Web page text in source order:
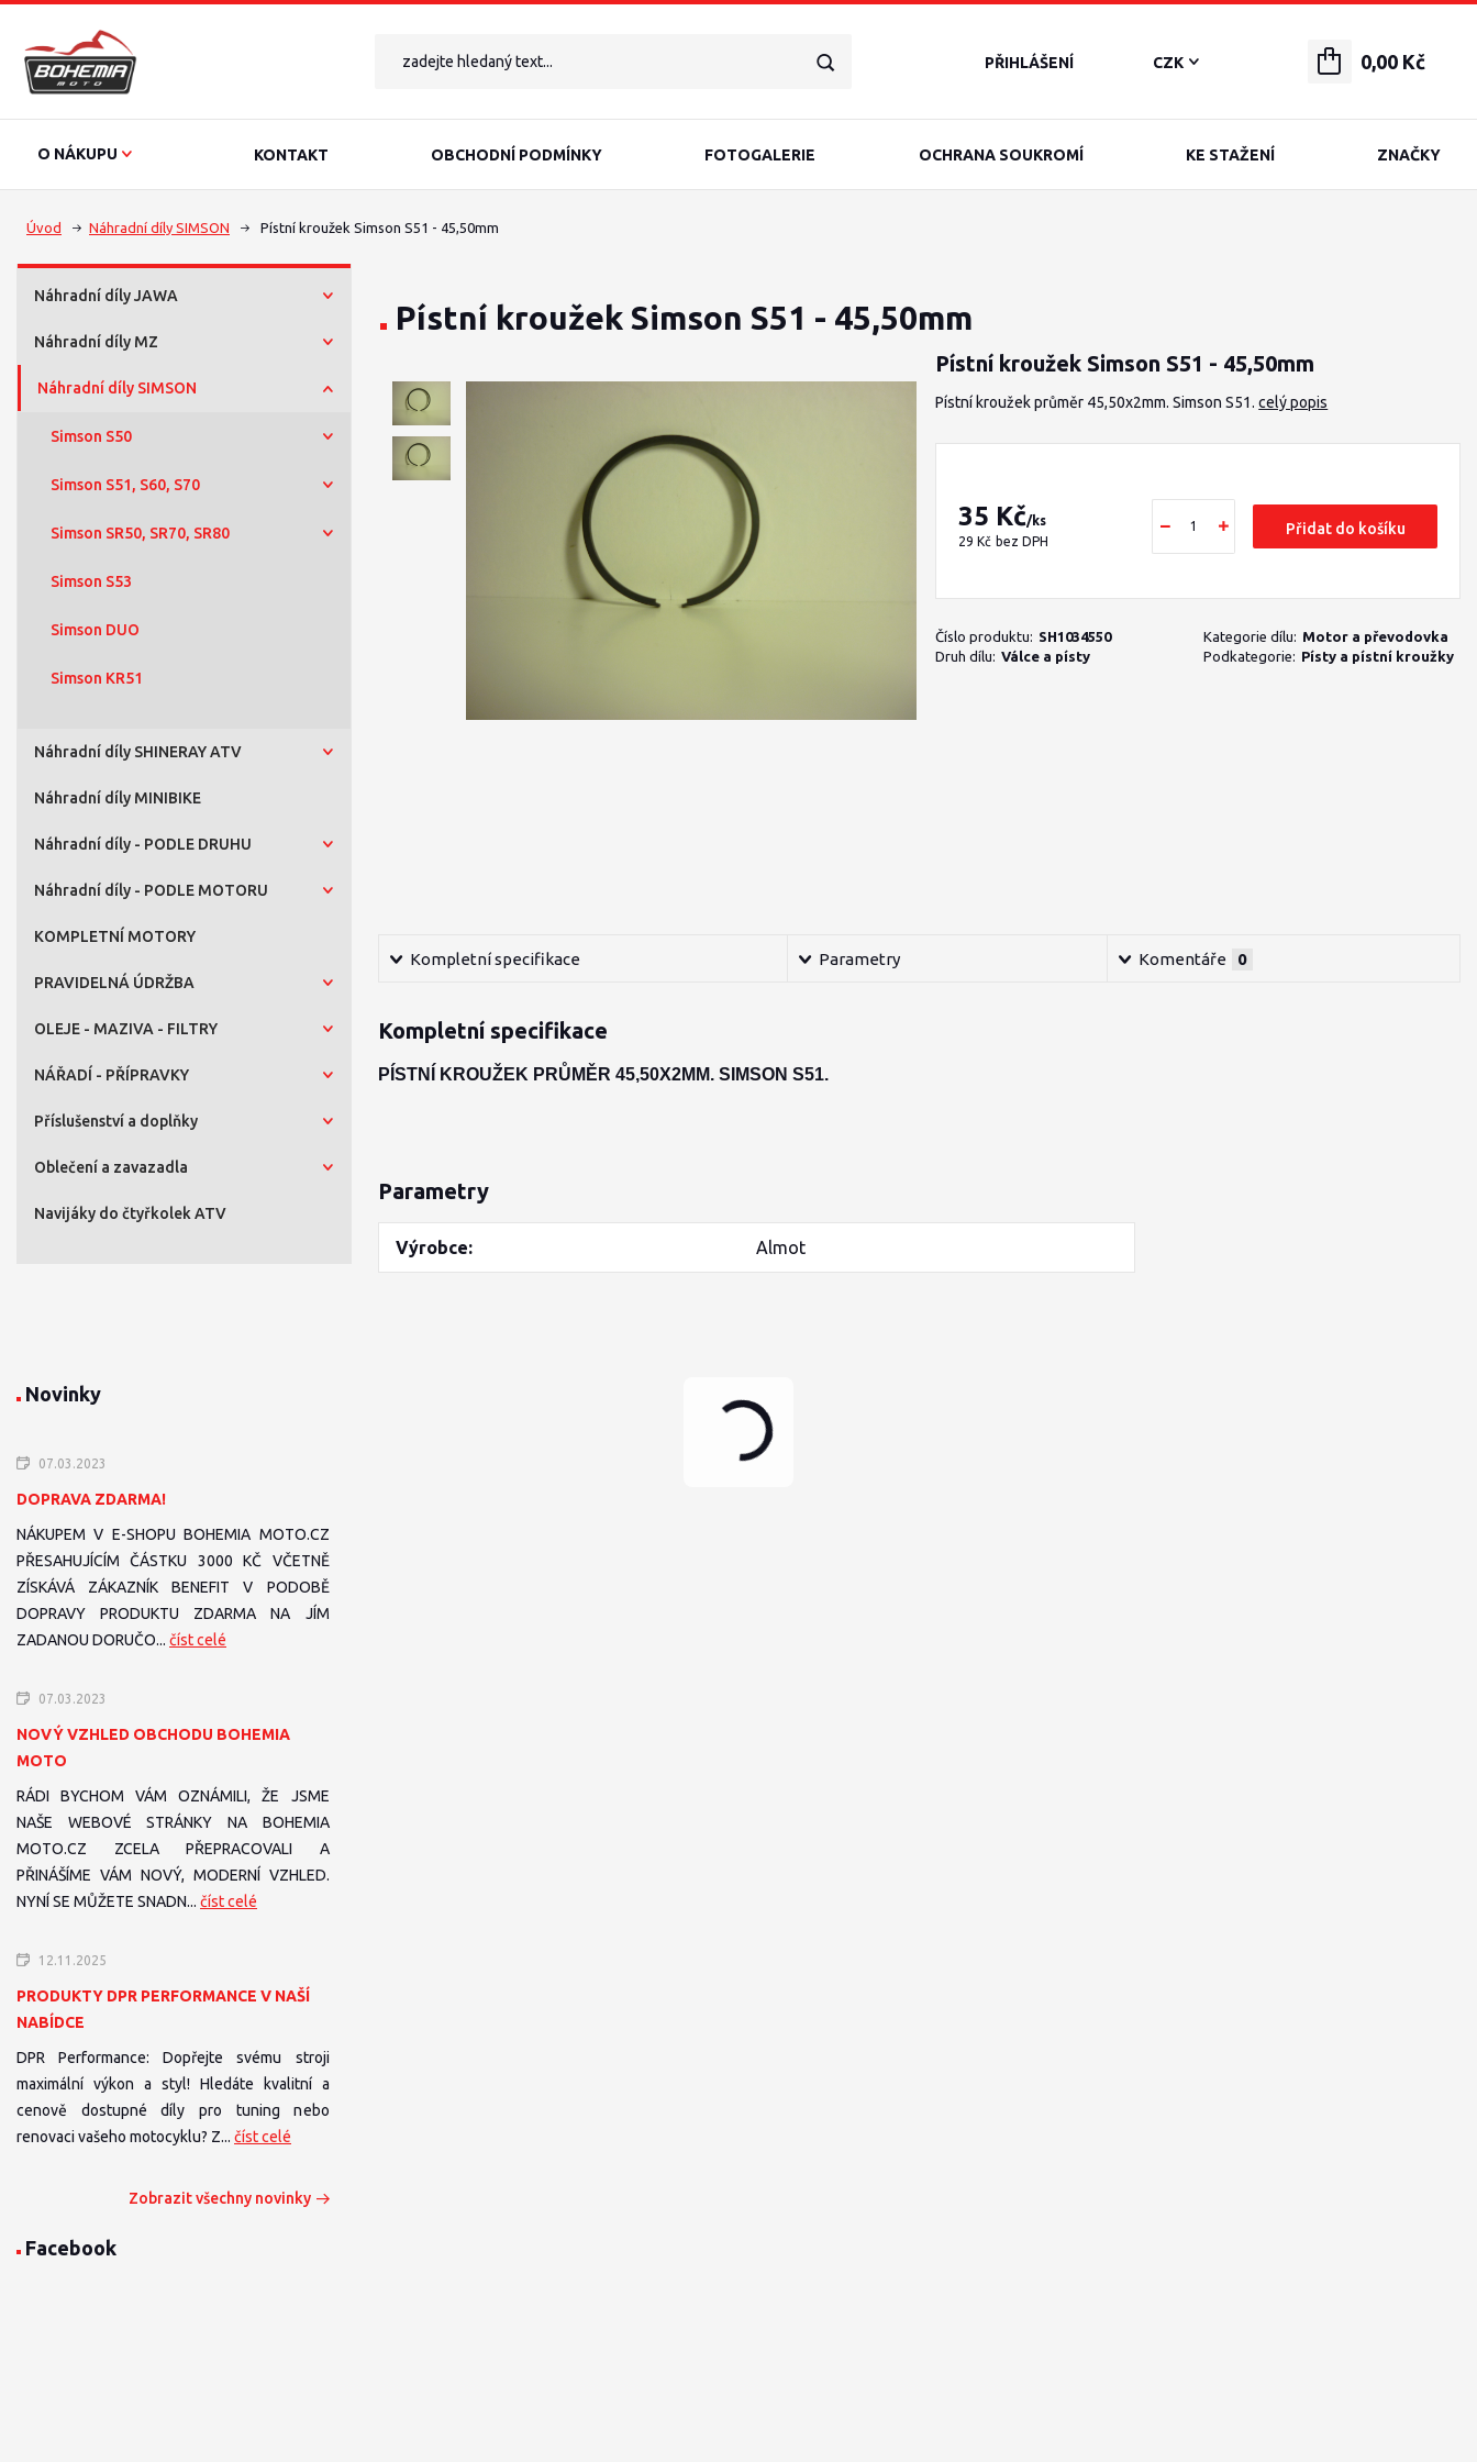
O NÁKUPU KONTAKT OBCHODNÍ PODMÍNKY FOTOGALERIE OCHRANA SOUKROMÍ KE STAŽENÍ ZNAČKY
CZK
PŘIHLÁŠENÍ 0,00 Kč
Úvod Náhradní díly SIMSON Pístní kroužek Simson S51 - 45,50mm
Náhradní díly JAWA
Náhradní díly MZ
Náhradní díly SIMSON
Simson S50
Simson S51, S60, S70
Simson SR50, SR70, SR80
Simson S53
Simson DUO
Simson KR51
Náhradní díly SHINERAY ATV
Náhradní díly MINIBIKE
Náhradní díly - PODLE DRUHU
Náhradní díly - PODLE MOTORU
KOMPLETNÍ MOTORY
PRAVIDELNÁ ÚDRŽBA
OLEJE - MAZIVA - FILTRY
NÁŘADÍ - PŘÍPRAVKY
Příslušenství a doplňky
Oblečení a zavazadla
Navijáky do čtyřkolek ATV
Novinky
07.03.2023
DOPRAVA ZDARMA!
NÁKUPEM V E-SHOPU BOHEMIA MOTO.CZ
PŘESAHUJÍCÍM ČÁSTKU 3000 KČ VČETNĚ
ZÍSKÁVÁ ZÁKAZNÍK BENEFIT V PODOBĚ
DOPRAVY PRODUKTU ZDARMA NA JÍM
ZADANOU DORUČO... číst celé
07.03.2023
NOVÝ VZHLED OBCHODU BOHEMIA
MOTO
RÁDI BYCHOM VÁM OZNÁMILI, ŽE JSME
NAŠE WEBOVÉ STRÁNKY NA BOHEMIA
MOTO.CZ ZCELA PŘEPRACOVALI A
PŘINÁŠÍME VÁM NOVÝ, MODERNÍ VZHLED.
NYNÍ SE MŮŽETE SNADN... číst celé
12.11.2025
PRODUKTY DPR PERFORMANCE V NAŠÍ
NABÍDCE
DPR Performance: Dopřejte svému stroji
maximální výkon a styl! Hledáte kvalitní a
cenově dostupné díly pro tuning nebo
renovaci vašeho motocyklu? Z... číst celé
Zobrazit všechny novinky
Facebook
Pístní kroužek Simson S51 - 45,50mm
Pístní kroužek Simson S51 - 45,50mm
Pístní kroužek průměr 45,50x2mm. Simson S51.celý popis
35 Kč/ks
29 Kč bez DPH
Přidat do košíku
Číslo produktu: SH1034550 Kategorie dílu: Motor a převodovka
Druh dílu: Válce a písty Podkategorie: Písty a pístní kroužky
Kompletní specifikace Parametry Komentáře 0
Kompletní specifikace
PÍSTNÍ KROUŽEK PRŮMĚR 45,50X2MM. SIMSON S51.
Parametry
Výrobce Almot